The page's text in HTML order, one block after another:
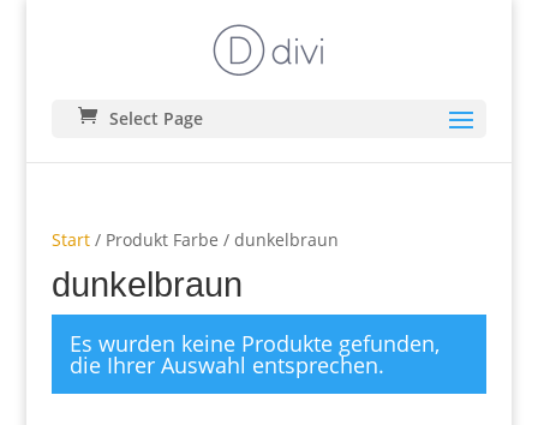
Select Page
Start/ Produkt Farbe / dunkelbraun
dunkelbraun
Es wurden keine Produkte gefunden,
die Ihrer Auswahl entsprechen.